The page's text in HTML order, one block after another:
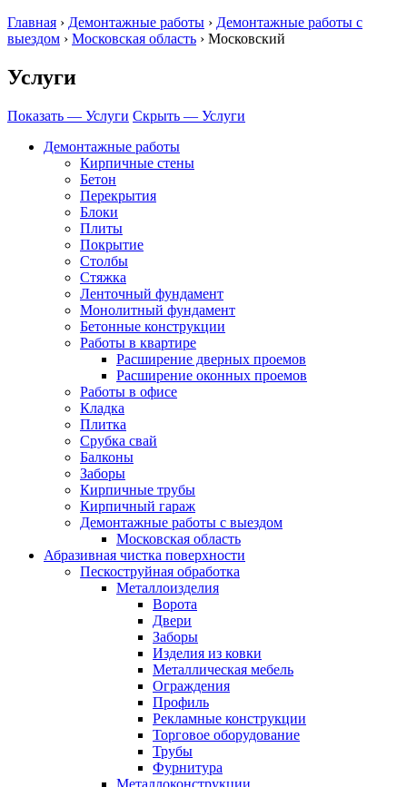
Главная › Демонтажные работы › Демонтажные работы с
выездом › Московская область › Московский
Услуги
Показать — Услуги Скрыть — Услуги
Демонтажные работы
Кирпичные стены
Бетон
Перекрытия
Блоки
Плиты
Покрытие
Столбы
Стяжка
Ленточный фундамент
Монолитный фундамент
Бетонные конструкции
Работы в квартире
Расширение дверных проемов
Расширение оконных проемов
Работы в офисе
Кладка
Плитка
Срубка свай
Балконы
Заборы
Кирпичные трубы
Кирпичный гараж
Демонтажные работы с выездом
Московская область
Абразивная чистка поверхности
Пескоструйная обработка
Металлоизделия
Ворота
Двери
Заборы
Изделия из ковки
Металлическая мебель
Ограждения
Профиль
Рекламные конструкции
Торговое оборудование
Трубы
Фурнитура
Металлоконструкции